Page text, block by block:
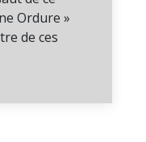
Ordure »
de ces